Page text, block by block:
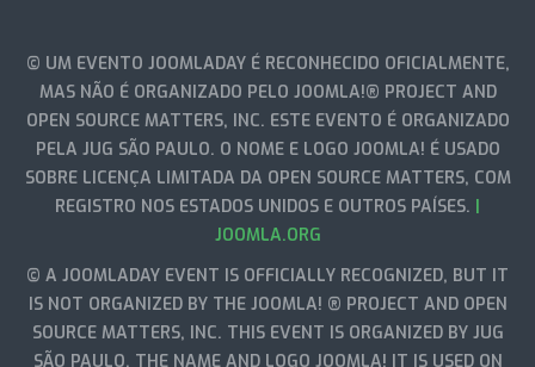
© UM EVENTO JOOMLADAY É RECONHECIDO OFICIALMENTE,
MAS NÃO É ORGANIZADO PELO JOOMLA!® PROJECT AND
OPEN SOURCE MATTERS, INC. ESTE EVENTO É ORGANIZADO
PELA JUG SÃO PAULO. O NOME E LOGO JOOMLA! É USADO
SOBRE LICENÇA LIMITADA DA OPEN SOURCE MATTERS, COM
REGISTRO NOS ESTADOS UNIDOS E OUTROS PAÍSES. |
JOOMLA.ORG
© A JOOMLADAY EVENT IS OFFICIALLY RECOGNIZED, BUT IT
IS NOT ORGANIZED BY THE JOOMLA! ® PROJECT AND OPEN
SOURCE MATTERS, INC. THIS EVENT IS ORGANIZED BY JUG
SÃO PAULO. THE NAME AND LOGO JOOMLA! IT IS USED ON